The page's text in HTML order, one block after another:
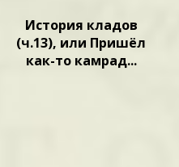
История кладов
(ч.13), или Пришёл
как-то камрад...